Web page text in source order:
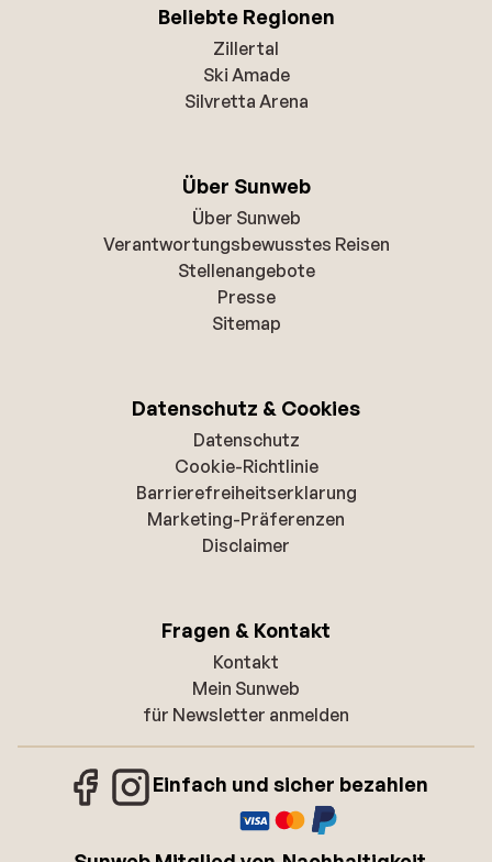
Beliebte Regionen
Zillertal
Ski Amade
Silvretta Arena
Über Sunweb
Über Sunweb
Verantwortungsbewusstes Reisen
Stellenangebote
Presse
Sitemap
Datenschutz & Cookies
Datenschutz
Cookie-Richtlinie
Barrierefreiheitserklarung
Marketing-Präferenzen
Disclaimer
Fragen & Kontakt
Kontakt
Mein Sunweb
für Newsletter anmelden
Einfach und sicher bezahlen